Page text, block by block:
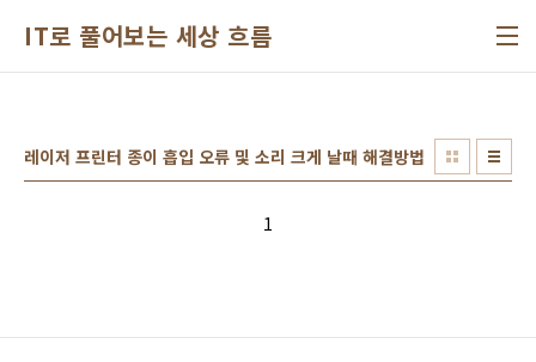
IT로 풀어보는 세상 흐름
레이저 프린터 종이 흡입 오류 및 소리 크게 날때 해결방법
1